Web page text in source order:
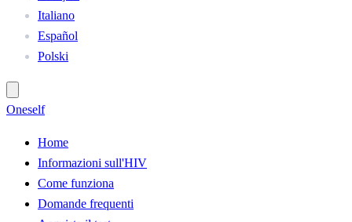
Italiano
Español
Polski
Oneself
Home
Informazioni sull'HIV
Come funziona
Domande frequenti